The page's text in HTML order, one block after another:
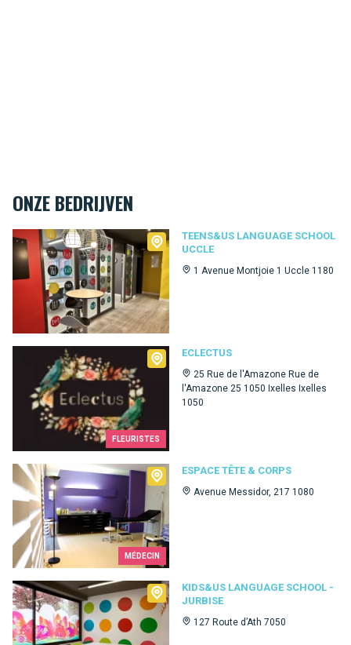
ONZE BEDRIJVEN
TEENS&US LANGUAGE SCHOOL
UCCLE
1 Avenue Montjoie 1 Uccle 1180
Teens&Us language school Uccle
FLEURISTES
ECLECTUS
25 Rue de l'Amazone Rue de
l'Amazone 25 1050 Ixelles Ixelles
1050
MÉDECIN
ESPACE TÊTE & CORPS
Avenue Messidor, 217 1080
Espace Tête & Corps
KIDS&US LANGUAGE SCHOOL -
JURBISE
127 Route d’Ath 7050
Kids&Us language school - Jurbise